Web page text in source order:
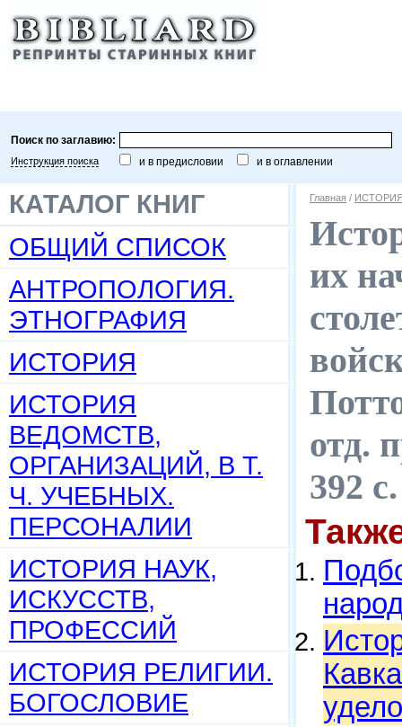
Поиск по заглавию:
Инструкция поиска и в предисловии и в оглавлении
КАТАЛОГ КНИГ
ОБЩИЙ СПИСОК
АНТРОПОЛОГИЯ.
ЭТНОГРАФИЯ
ИСТОРИЯ
ИСТОРИЯ
ВЕДОМСТВ,
ОРГАНИЗАЦИЙ, В Т.
Ч. УЧЕБНЫХ.
ПЕРСОНАЛИИ
ИСТОРИЯ НАУК,
ИСКУССТВ,
ПРОФЕССИЙ
ИСТОРИЯ РЕЛИГИИ.
БОГОСЛОВИЕ
Главная /
их
отд.
392